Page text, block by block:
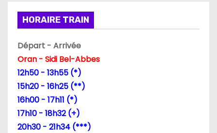
HORAIRE TRAIN
Départ - Arrivée
Oran - Sidi Bel-Abbes
12h50 - 13h55 (*)
15h20 - 16h25 (**)
16h00 - 17h11 (*)
17h10 - 18h32 (+)
20h30 - 21h34 (***)